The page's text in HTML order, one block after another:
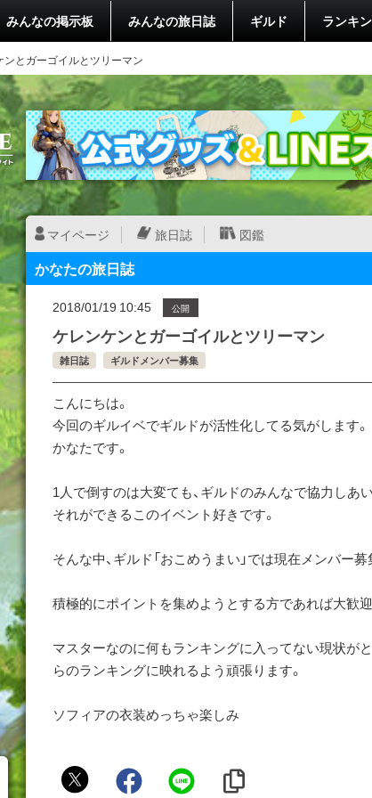
みんなの掲示板 みんなの旅日誌 ギルド ランキ
ンとガーゴイルとツリーマン
マイページ 旅日誌 図鑑
かなたの旅日誌
2018/01/19 10:45 公開
ケレンケンとガーゴイルとツリーマン
雑日誌 ギルドメンバー募集
こんにちは。
今回のギルイベでギルドが活性化してる気がします。
かなたです。
1人で倒すのは大変ても、ギルドのみんなで協力しあ
それができるこのイベント好きです。
そんな中、ギルド「おこめうまい」では現在メンバー募
積極的にポイントを集めようとする方であれば大歓迎
マスターなのに何もランキングに入ってない現状が
らのランキングに映れるよう頑張ります。
ソフィアの衣装めっちゃ楽しみ
か